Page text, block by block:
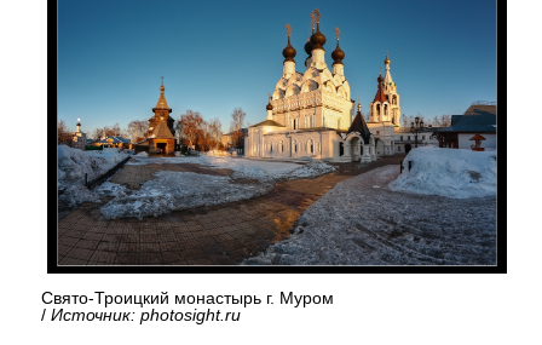
Свято-Троицкий монастырь г. Муром
/ Источник: photosight.ru